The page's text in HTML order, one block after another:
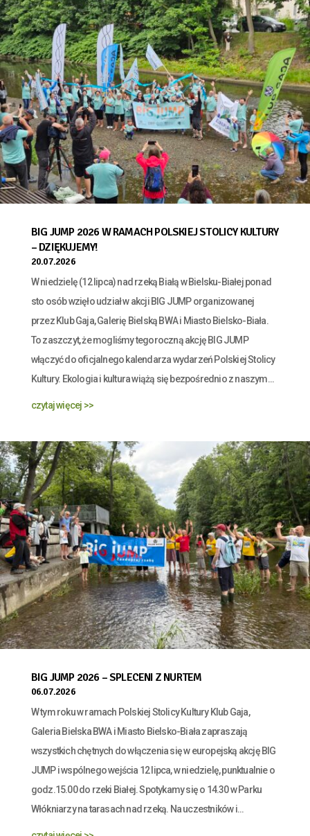
BIG JUMP 2026 W RAMACH POLSKIEJ STOLICY KULTURY
– DZIĘKUJEMY!
20.07.2026
W niedzielę (12 lipca) nad rzeką Białą w Bielsku-Białej ponad
sto osób wzięło udział w akcji BIG JUMP organizowanej
przez Klub Gaja, Galerię Bielską BWA i Miasto Bielsko-Biała.
To zaszczyt, że mogliśmy tegoroczną akcję BIG JUMP
włączyć do oficjalnego kalendarza wydarzeń Polskiej Stolicy
Kultury. Ekologia i kultura wiążą się bezpośrednio z naszym...
czytaj więcej >>
BIG JUMP 2026 – SPLECENI Z NURTEM
06.07.2026
W tym roku w ramach Polskiej Stolicy Kultury Klub Gaja,
Galeria Bielska BWA i Miasto Bielsko-Biała zapraszają
wszystkich chętnych do włączenia się w europejską akcję BIG
JUMP i wspólnego wejścia 12 lipca, w niedzielę, punktualnie o
godz.15.00 do rzeki Białej. Spotykamy się o 14.30 w Parku
Włókniarzy na tarasach nad rzeką. Na uczestników i...